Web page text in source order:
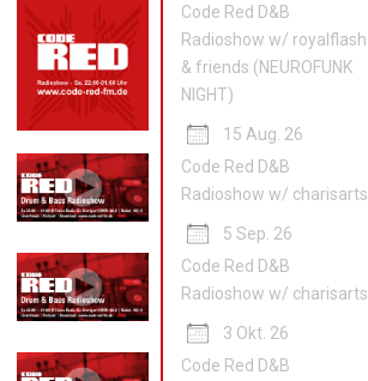
Code Red D&B
Radioshow w/ royalflash
& friends (NEUROFUNK
NIGHT)
15 Aug. 26
Code Red D&B
Radioshow w/ charisarts
5 Sep. 26
Code Red D&B
Radioshow w/ charisarts
3 Okt. 26
Code Red D&B